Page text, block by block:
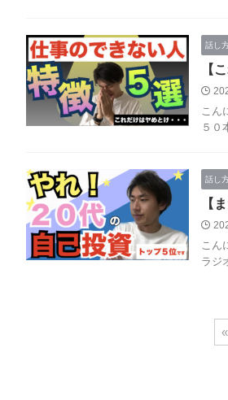
話し
【
こん
５０
話し
【
こん
ラジ